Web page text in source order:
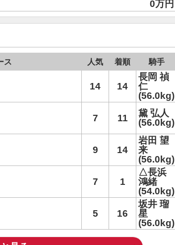
0万円
ス 人気 着順 騎手
14 14
長岡 禎
仁
(56.0kg)
7 11
黛 弘人
(56.0kg)
9 14
岩田 望
来
(56.0kg)
7 1
△長浜
鴻緒
(54.0kg)
5 16
坂井 瑠
星
(56.0kg)